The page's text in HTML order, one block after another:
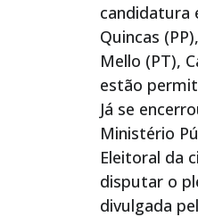
candidatura
Quincas
Mello (PT),
estão
Já se
Ministério
Eleitoral da
disputar o
divulgada